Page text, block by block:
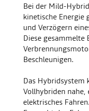
Bei der Mild-
kinetische Energie
und Verzögern
Diese
Beschleunigen.
Das Hybridsystem
Vollhybriden
elektrisches Fahren.